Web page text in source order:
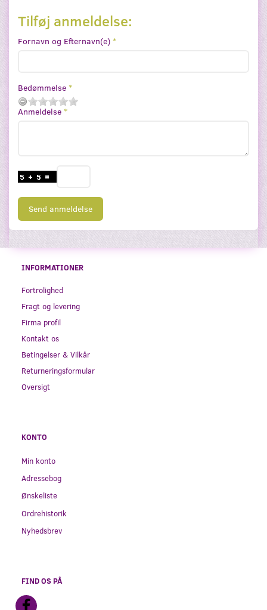
Tilføj anmeldelse:
Fornavn og Efternavn(e)
Bedømmelse
Anmeldelse
Send anmeldelse
INFORMATIONER
Fortrolighed
Fragt og levering
Firma profil
Kontakt os
Betingelser & Vilkår
Returneringsformular
Oversigt
KONTO
Min konto
Adressebog
Ønskeliste
Ordrehistorik
Nyhedsbrev
FIND OS PÅ